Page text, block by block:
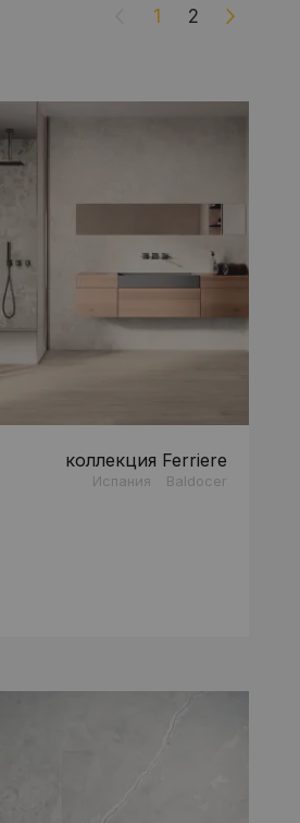
1 2
коллекция Ferriere
Испания Baldocer